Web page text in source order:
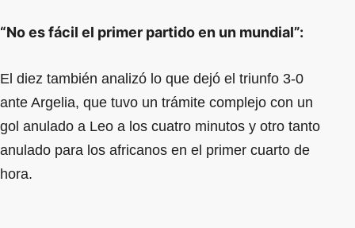
“No es fácil el primer partido en un mundial”:
El diez también analizó lo que dejó el triunfo 3-0
ante Argelia, que tuvo un trámite complejo con un
gol anulado a Leo a los cuatro minutos y otro tanto
anulado para los africanos en el primer cuarto de
hora.